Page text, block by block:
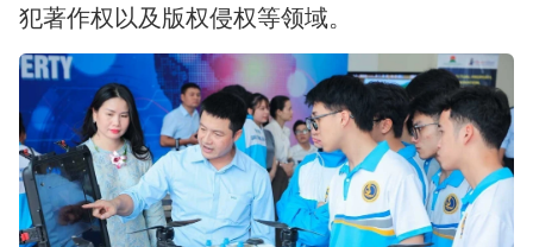
犯著作权以及版权侵权等领域。